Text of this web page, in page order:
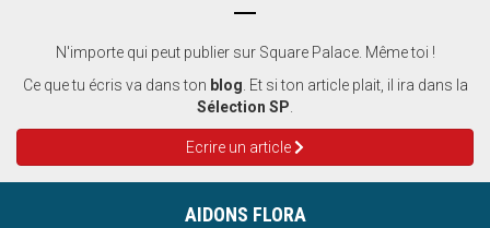
N'importe qui peut publier sur Square Palace. Même toi !
Ce que tu écris va dans ton blog. Et si ton article plait, il ira dans la
Sélection SP.
Ecrire un article
AIDONS FLORA